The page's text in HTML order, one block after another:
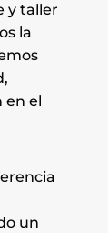
y taller
la
en el
un